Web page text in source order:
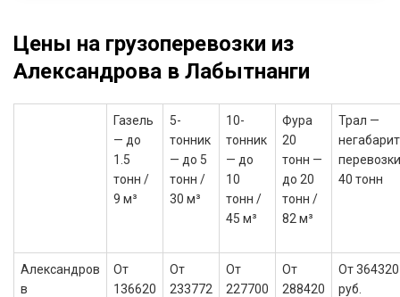
Цены на грузоперевозки из
Александрова в Лабытнанги
Газель
— до
1.5
тонн /
9 м³
5-
тонник
— до 5
тонн /
30 м³
10-
тонник
— до
10
тонн /
45 м³
Фура
20
тонн —
до 20
тонн /
82 м³
Трал —
40 тонн
Александров
в
От
136620
От
233772
От
227700
От
288420
От 364320
руб.